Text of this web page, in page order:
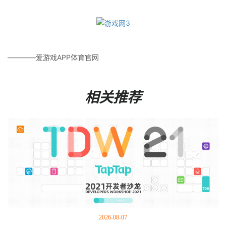
————爱游戏APP体育官网
相关推荐
2026-08-07